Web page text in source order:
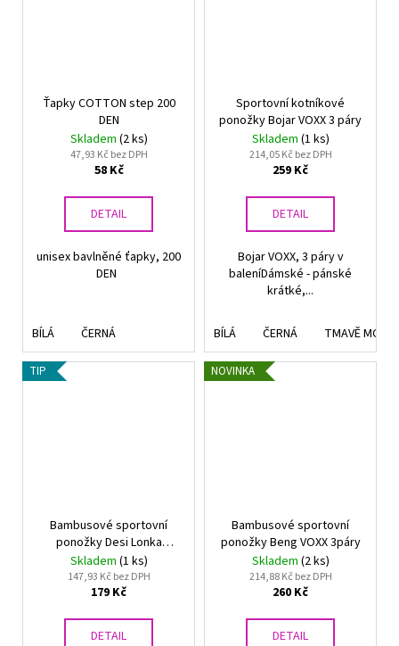
Ťapky COTTON step 200
DEN
Skladem (2 ks)
47,93 Kč bez DPH
58 Kč
DETAIL
unisex bavlněné ťapky, 200
DEN
BÍLÁ ČERNÁ
Sportovní kotníkové
ponožky Bojar VOXX 3 páry
Skladem (1 ks)
214,05 Kč bez DPH
259 Kč
DETAIL
Bojar VOXX, 3 páry v
baleníDámské - pánské
krátké,...
BÍLÁ ČERNÁ TMAVĚ
TIP
Bambusové sportovní
ponožky Desi Lonka
UNISEX 3páry
Skladem (1 ks)
147,93 Kč bez DPH
179 Kč
DETAIL
NOVINKA
Bambusové sportovní
ponožky Beng VOXX 3páry
Skladem (2 ks)
214,88 Kč bez DPH
260 Kč
DETAIL